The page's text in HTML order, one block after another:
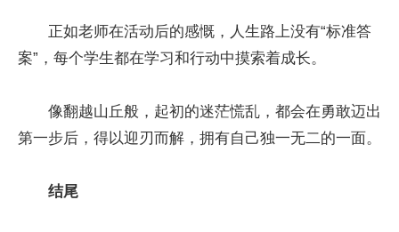
正如老师在活动后的感慨，人生路上没有“标准答
案”，每个学生都在学习和行动中摸索着成长。
像翻越山丘般，起初的迷茫慌乱，都会在勇敢迈出
第一步后，得以迎刃而解，拥有自己独一无二的一面。
结尾